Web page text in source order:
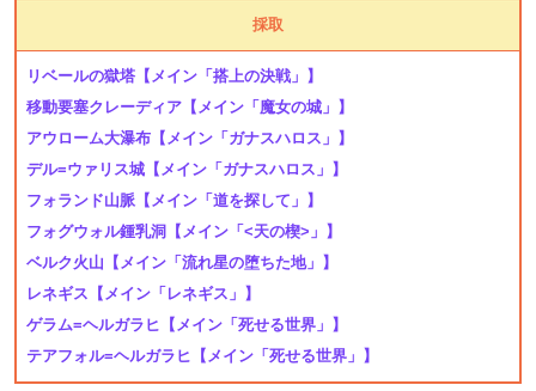
採取
リベールの獄塔 【メイン「搭上の決戦」】
移動要塞クレーディア 【メイン「魔女の城」】
アウローム大瀑布 【メイン「ガナスハロス」】
デル=ウァリス城 【メイン「ガナスハロス」】
フォランド山脈 【メイン「道を探して」】
フォグウォル鍾乳洞 【メイン「<天の楔>」】
ベルク火山 【メイン「流れ星の堕ちた地」】
レネギス 【メイン「レネギス」】
ゲラム=ヘルガラヒ
【メイン「死せる世界」】
テアフォル=ヘルガラヒ
【メイン「死せる世界」】